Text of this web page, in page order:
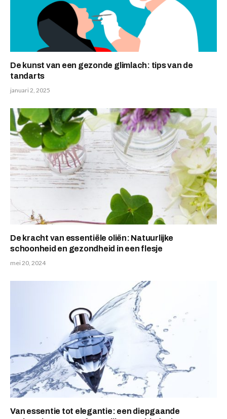
De kunst van een gezonde glimlach: tips van de
tandarts
januari 2, 2025
De kracht van essentiële oliën: Natuurlijke
schoonheid en gezondheid in een flesje
mei 20, 2024
Van essentie tot elegantie: een diepgaande